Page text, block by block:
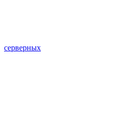
серверных